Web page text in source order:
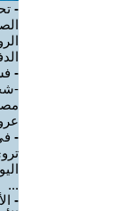
-
-
-
-
...
-